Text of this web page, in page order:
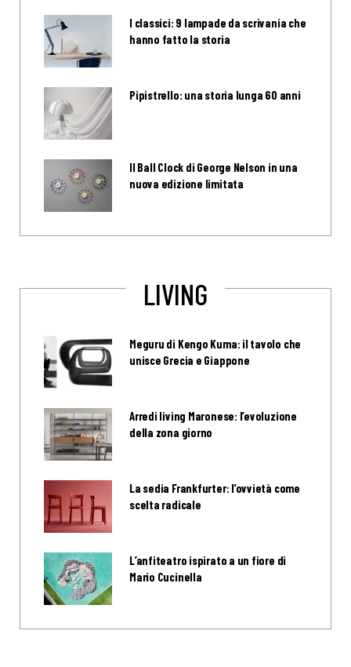
I classici: 9 lampade da scrivania che
hanno fatto la storia
Pipistrello: una storia lunga 60 anni
Il Ball Clock di George Nelson in una
nuova edizione limitata
LIVING
Meguru di Kengo Kuma: il tavolo che
unisce Grecia e Giappone
Arredi living Maronese: l’evoluzione
della zona giorno
La sedia Frankfurter: l’ovvietà come
scelta radicale
L’anfiteatro ispirato a un fiore di
Mario Cucinella